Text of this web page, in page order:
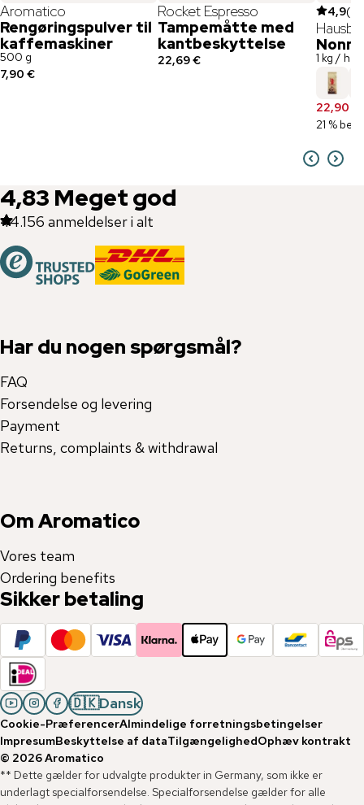
Aromatico
Rengøringspulver til
kaffemaskiner
500 g
7,90 €
Rocket Espresso
Tampemåtte med
kantbeskyttelse
22,69 €
4,9(
1 kg /
22,90 €
21 %
4,83 Meget god
44.156 anmeldelser i alt
Har du nogen spørgsmål?
FAQ
Forsendelse og levering
Payment
Returns, complaints & withdrawal
Om Aromatico
Vores team
Ordering benefits
Sikker betaling
🇩🇰Dansk
Cookie-PræferencerAlmindelige forretningsbetingelser
ImpresumBeskyttelse af dataTilgængelighedOphæv kontrakt
© 2026Aromatico
** Dette gælder for udvalgte produkter in Germany, som ikke er
underlagt specialforsendelse. Specialforsendelse gælder for alle